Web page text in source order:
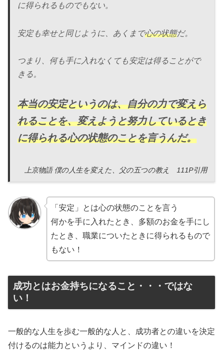
に得られるものでもない。
安定も幸せと同じように、あくまで心の状態だ。
つまり、何も手に入れなくても安定は得ることがで
きる。
本当の安定というのは、自分の力で変えら
れることを、変えようと努力しているとき
に得られる心の状態のことを言うんだ。
上京物語 僕の人生を変えた、父の五つの教え 111P引用
「安定」とは心の状態のことを言う
何かを手に入れたとき、多額のお金を手にし
たとき、職業についたときに得られるもので
もない！
成功とはお金持ちになること・・・ではな
い！
一般的な人生を歩む一般的な人と、成功者との違いを決定
付けるのは能力というより、マインドの違い！